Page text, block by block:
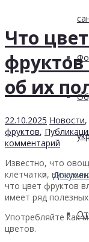
Что
об их
22.10.2025 Новости,
фруктов,
комментарий
Известно, что
клетчатки,
что цвет фруктов
имеет ряд
Употребляйте как
цветов.